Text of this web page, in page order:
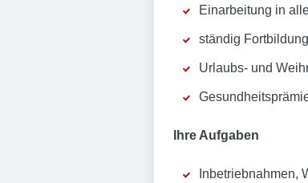
Einarbeitung in
ständig
Urlaubs- und
Ihre Aufgaben
Inbetriebnahmen,